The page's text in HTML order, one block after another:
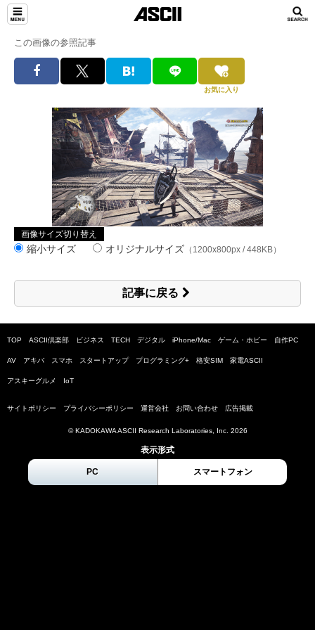
この画像の参照記事
お気に入り
画像サイズ切り替え
縮小サイズ オリジナルサイズ （1200x800px / 448KB）
記事に戻る
TOP ASCII倶楽部 ビジネス TECH デジタル iPhone/Mac ゲーム・ホビー 自作PC
AV アキバ スマホ スタートアップ プログラミング+ 格安SIM 家電ASCII
アスキーグルメ IoT
サイトポリシー プライバシーポリシー 運営会社 お問い合わせ 広告掲載
© KADOKAWA ASCII Research Laboratories, Inc. 2026
表示形式
PC スマートフォン